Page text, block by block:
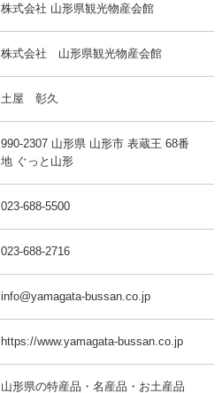
株式会社 山形県観光物産会館
株式会社 山形県観光物産会館
土屋 彰久
990-2307 山形県 山形市 表蔵王 68番
地 ぐっと山形
023-688-5500
023-688-2716
info@yamagata-bussan.co.jp
https://www.yamagata-bussan.co.jp
山形県の特産品・名産品・お土産品